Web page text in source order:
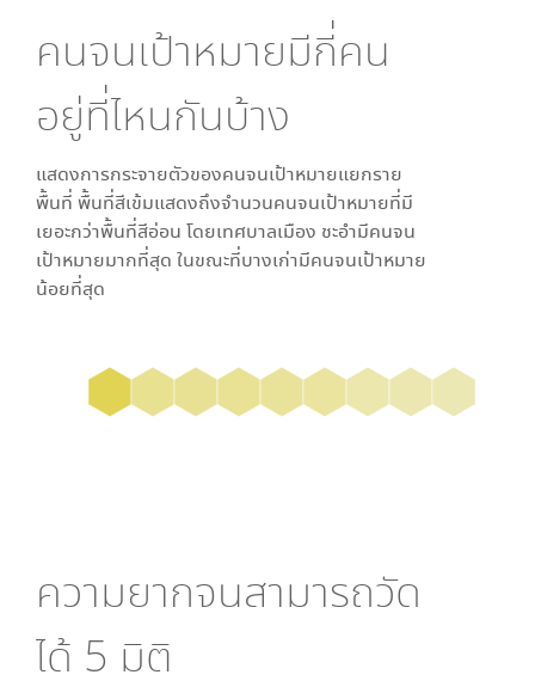
คนจนเป้าหมายมีกี่คน
อยู่ที่ไหนกันบ้าง
แสดงการกระจายตัวของคนจนเป้าหมายแยกราย
พื้นที่ พื้นที่สีเข้มแสดงถึงจำนวนคนจนเป้าหมายที่มี
เยอะกว่าพื้นที่สีอ่อน โดยเทศบาลเมือง ชะอำมีคนจน
เป้าหมายมากที่สุด ในขณะที่บางเก่ามีคนจนเป้าหมาย
น้อยที่สุด
ความยากจนสามารถวัด
ได้ 5 มิติ